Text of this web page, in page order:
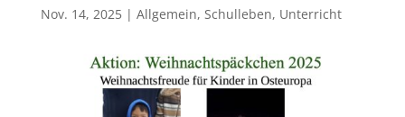
Nov. 14, 2025| Allgemein, Schulleben, Unterricht